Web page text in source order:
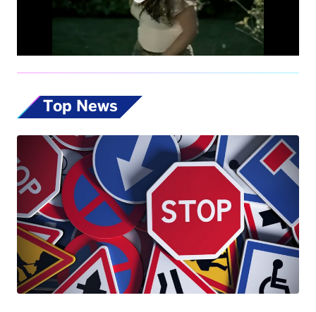
Top News